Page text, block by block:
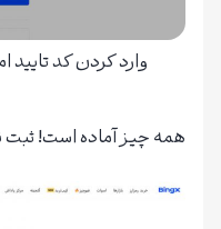
وارد کردن کد
همه چیز آماده است!